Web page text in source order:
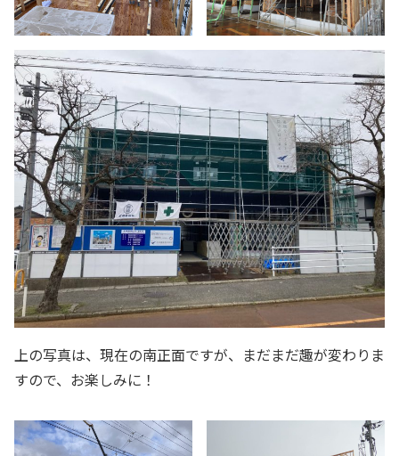
上の写真は、現在の南正面ですが、まだまだ趣が変わりま
すので、お楽しみに！